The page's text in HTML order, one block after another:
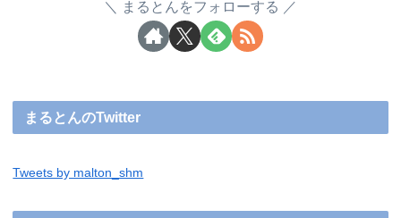
まるとんをフォローする
まるとんのTwitter
Tweets by malton_shm